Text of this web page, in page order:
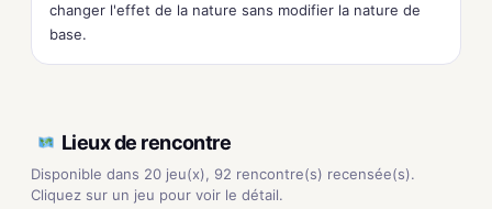
changer l'effet de la nature sans modifier la nature de
base.
Lieux de rencontre
Disponible dans 20 jeu(x), 92 rencontre(s) recensée(s).
Cliquez sur un jeu pour voir le détail.